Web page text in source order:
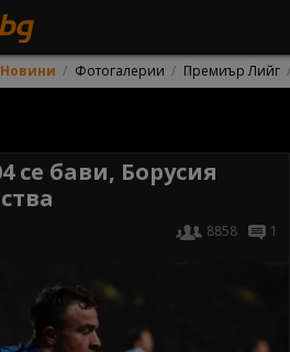
Новини Фотогалерии Премиър Лийг
се бави, Борусия
8858 1